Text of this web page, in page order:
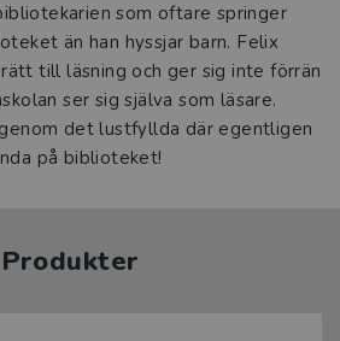
som oftare springer
än han hyssjar barn. Felix
till läsning och ger sig inte förrän
ser sig själva som läsare.
det lustfyllda där egentligen
på biblioteket!
Produkter